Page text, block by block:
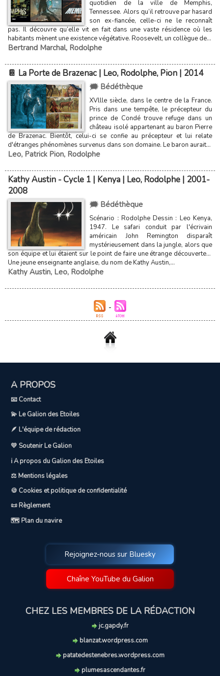
quotidien de la ville de Memphis,
Tennessee. Alors qu’il retrouve par hasard
son ex-fiancée, celle-ci ne le reconnaît
pas. Il découvre qu’elle vit en fait dans une vaste résidence où les
habitants mènent une existence végétative. Roosevelt, un collègue de...
Bertrand Marchal, Rodolphe
📔 La Porte de Brazenac | Leo, Rodolphe, Pion | 2014
🗯️ Bédéthèque
XVllle siècle, dans le centre de la France.
Pris dans une tempête, le précepteur du
prince de Condé trouve refuge dans un
château isolé appartenant au baron Pierre
de Brazenac. Bientôt, celui-ci se confie au précepteur et lui relate
d'étranges phénomènes survenus dans son domaine. Le baron aurait...
Leo, Patrick Pion, Rodolphe
Kathy Austin - Cycle 1 | Kenya | Leo, Rodolphe | 2001-
2008
🗯️ Bédéthèque
Scénario : Rodolphe Dessin : Leo Kenya,
1947. Le safari conduit par l'écrivain
américain John Remington disparaît
mystérieusement dans la jungle, alors que
son équipe et lui étaient sur le point de faire une étrange découverte...
Une jeune enseignante anglaise, du nom de Kathy Austin,...
Kathy Austin, Leo, Rodolphe
A PROPOS
📧 Contact
💫 Le Galion des Etoiles
🪶 L'équipe de rédaction
💛 Soutenir Le Galion
ℹ️ A propos du Galion des Etoiles
⚖️ Mentions légales
🍪 Cookies et politique de confidentialité
📜 Règlement
🗺️ Plan du navire
Rejoignez-nous sur Bluesky
Chaîne YouTube du Galion
CHEZ LES MEMBRES DE LA RÉDACTION
jc.gapdy.fr
blanzat.wordpress.com
patatedestenebres.wordpress.com
plumesascendantes.fr